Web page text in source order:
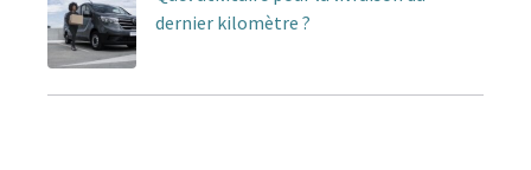
dernier kilomètre ?